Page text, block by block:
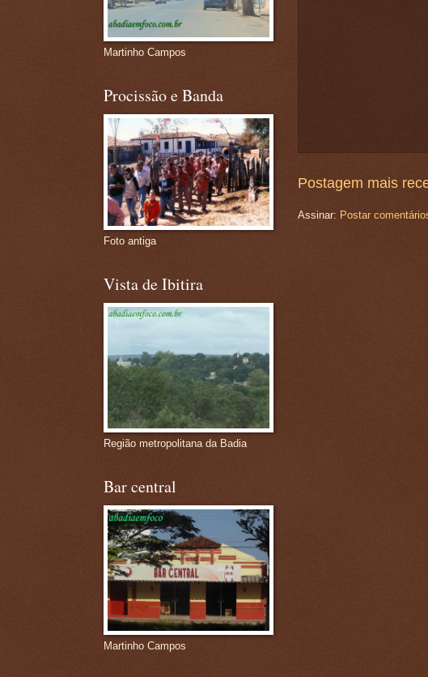
Postagem mais
Assinar: Postar
Martinho Campos
Procissão e Banda
Foto antiga
Vista de Ibitira
Região metropolitana da Badia
Bar central
Martinho Campos